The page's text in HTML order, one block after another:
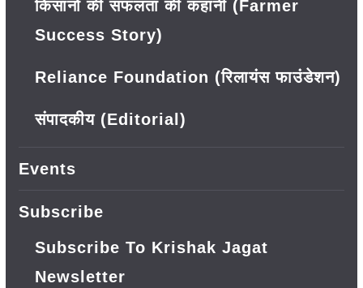
किसानों की सफलता की कहानी (Farmer
Success Story)
Reliance Foundation (रिलायंस फाउंडेशन)
संपादकीय (Editorial)
Events
Subscribe
Subscribe To Krishak Jagat
Newsletter